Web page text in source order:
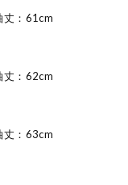
：61cm
：62cm
：63cm